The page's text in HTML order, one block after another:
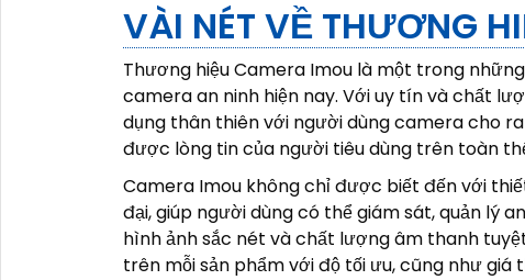
VÀI NÉT VỀ THƯƠNG
Thương hiệu Camera Imou là một trong
camera an ninh hiện nay. Với uy tín và chất
dụng thân thiên với người dùng camera cho
được lòng tin của người tiêu dùng trên toàn
Camera Imou không chỉ được biết đến với
đại, giúp người dùng có thể giám sát, quản lý
hình ảnh sắc nét và chất lượng âm thanh
trên mỗi sản phẩm với độ tối ưu, cũng như